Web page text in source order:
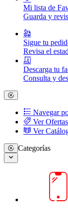
Mi lista de
Guarda y
Sigue tu
Revisa el
Descarga tu
Consulta y
Navegar
Ver Ofertas
Ver
Categorías